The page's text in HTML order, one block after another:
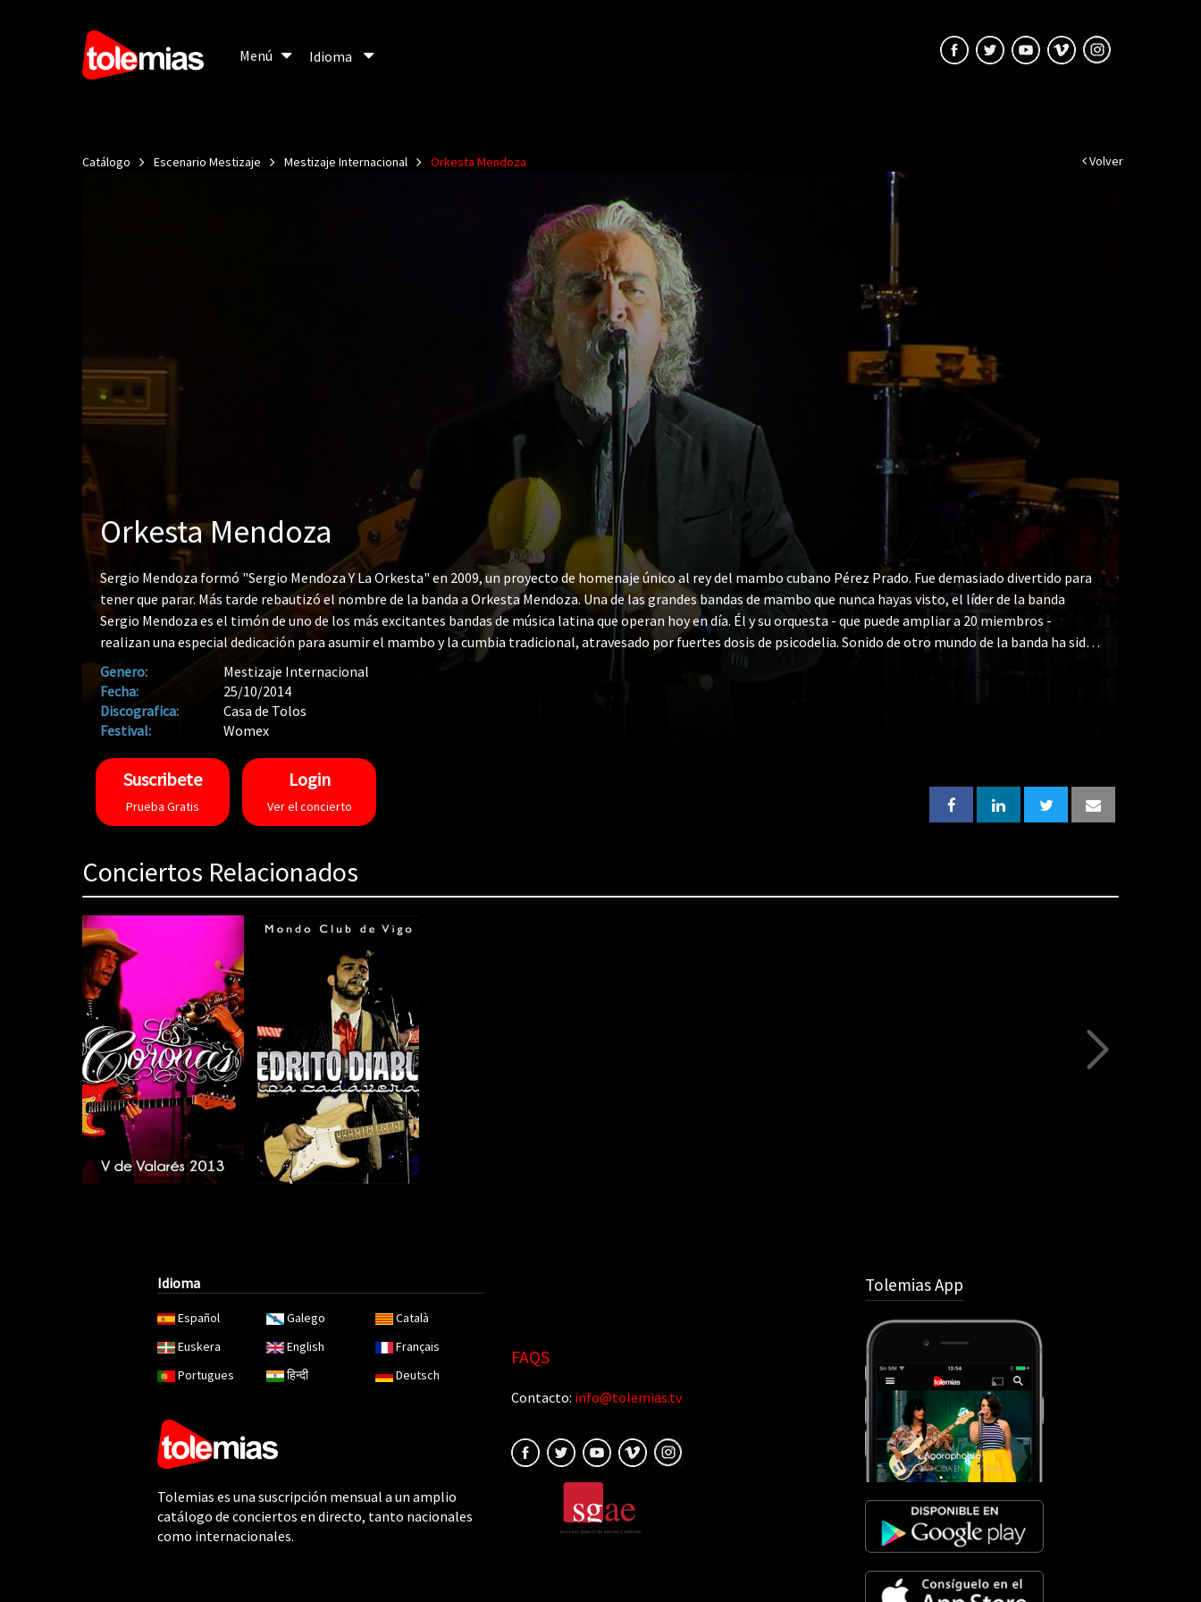
Menú Idioma
Menú Idioma
Catálogo Escenario Mestizaje Mestizaje Internacional Orkesta Mendoza Volver
Orkesta Mendoza
Sergio Mendoza formó "Sergio Mendoza Y La Orkesta" en 2009, un proyecto de homenaje único al rey del mambo cubano Pérez Prado. Fue demasiado divertido para
tener que parar. Más tarde rebautizó el nombre de la banda a Orkesta Mendoza. Una de las grandes bandas de mambo que nunca hayas visto, el líder de la banda
Sergio Mendoza es el timón de uno de los más excitantes bandas de música latina que operan hoy en día. Él y su orquesta - que puede ampliar a 20 miembros -
realizan una especial dedicación para asumir el mambo y la cumbia tradicional, atravesado por fuertes dosis de psicodelia. Sonido de otro mundo de la banda ha sido
elogiado con entusiasmo por el New York Times y NPR. Rakish en esmóquines blancos, Y La Orkesta ofrece una experiencia trasportadora al nuevo Tropicana.
Mendoza también es un miembro activo de las giras con Calexico y Devotchka.
Genero:
Mestizaje Internacional
Fecha:
25/10/2014
Discografica:
Casa de Tolos
Festival:
Womex
Suscribete
Prueba Gratis
Login
Ver el concierto
Conciertos Relacionados
Complete
(danger)
Idioma
Español Galego
Català
Euskera
English
Français
Portugues
हिन्दी Deutsch
Tolemias es una suscripción mensual a un amplio
catálogo de conciertos en directo, tanto nacionales
como internacionales.
FAQS
Contacto: info@tolemias.tv
Tolemias App